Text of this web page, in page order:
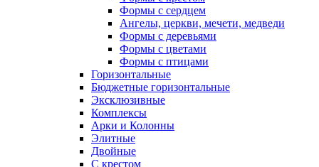
Формы с сердцем
Ангелы, церкви, мечети, медведи
Формы с деревьями
Формы с цветами
Формы с птицами
Горизонтальные
Бюджетные горизонтальные
Эксклюзивные
Комплексы
Арки и Колонны
Элитные
Двойные
С крестом